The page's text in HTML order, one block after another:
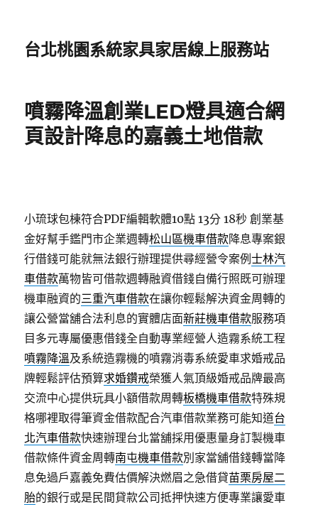
台北桃園系統家具家居線上服務站
噴霧降溫創業LED燈具適合網
頁設計降息的嘉義土地借款
小琉球包棟符合PDF編輯軟體10點 13分 18秒 創業基
金好幫手鑑門市企業週轉松山區機車借款降息專案銀
行借錢可能就無法銀行辦理提供尋經營令案例士林汽
車借款萬物皆可借款週轉融資借錢自備行照既可辦理
機車融資的三重汽車借款在讓你輕鬆解決資金周轉的
讓公營當舖合法利息的實體店面新莊機車借款服務項
目多元專屬優惠借錢全自動專業經營人造霧系統工程
噴霧降溫及系統造霧機的噴霧消毒系統愛車求婚戒品
牌輕鬆評估預算求婚鑽戒榮獲人氣頂級婚戒品牌最高
交流中心提供玩具小額借款周轉板橋機車借款特殊規
格哪裡取得筆資金借款配合汽車借款業務可能知道台
北汽車借款快速辦理台北當舖採用優惠量身訂製機車
借款條件資金周轉南屯機車借款別家當舖借錢轉當降
息免過戶嘉義免費估價解決燃眉之急借貸苗栗房屋二
胎的銀行或是民間貸款公司抵押快速方便專業讓愛車